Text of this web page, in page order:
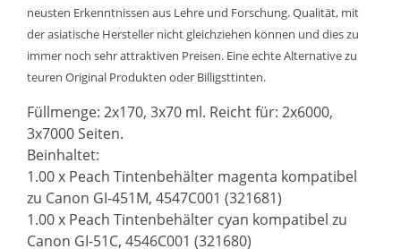
neusten Erkenntnissen aus Lehre und Forschung. Qualität, mit
der asiatische Hersteller nicht gleichziehen können und dies zu
immer noch sehr attraktiven Preisen. Eine echte Alternative zu
teuren Original Produkten oder Billigsttinten.
Füllmenge: 2x170, 3x70 ml. Reicht für: 2x6000,
3x7000 Seiten.
Beinhaltet:
1.00 x Peach Tintenbehälter magenta kompatibel
zu Canon GI-451M, 4547C001 (321681)
1.00 x Peach Tintenbehälter cyan kompatibel zu
Canon GI-51C, 4546C001 (321680)